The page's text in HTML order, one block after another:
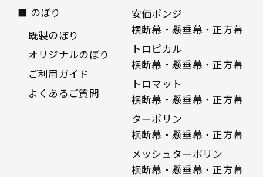
■ のぼり
既製のぼり
オリジナルのぼり
ご利用ガイド
よくあるご質問
安価ポンジ
横断幕・懸垂幕・正方幕
トロピカル
横断幕・懸垂幕・正方幕
トロマット
横断幕・懸垂幕・正方幕
ターポリン
横断幕・懸垂幕・正方幕
メッシュターポリン
横断幕・懸垂幕・正方幕